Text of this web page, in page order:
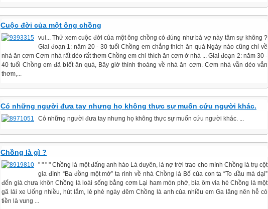
Cuộc đời của một ông chồng
vui... Thử xem cuộc đời của một ông chồng có đúng như bà vợ này tâm sự không ?
Giai đoạn 1: năm 20 - 30 tuổi Chồng em chẳng thích ăn quà Ngày nào cũng chỉ về
nhà ăn cơm Cơm nhà rất dẻo rất thơm Chồng em chỉ thích ăn cơm ở nhà ... Giai đoạn 2: năm 30 -
40 tuổi Chồng em đã biết ăn quà, Bây giờ thỉnh thoảng về nhà ăn cơm. Cơm nhà vẫn dẻo vẫn
thơm,...
Có những người đưa tay nhưng họ không thực sự muốn cứu người khác.
Có những người đưa tay nhưng họ không thực sự muốn cứu người khác. ...
Chồng là gì ?
" " " " Chồng là một đấng anh hào Là duyên, là nợ trời trao cho mình Chồng là trụ cột
gia đình “Ba đồng một mớ” ta rinh về nhà Chồng là Bố của con ta “To đầu mà dại”
đến già chưa khôn Chồng là loài sống bằng cơm Lại ham món phở, bia ôm vỉa hè Chồng là một
gã lái xe Uống nhiều, hút lắm, lè phè ngày đêm Chồng là anh của nhiều em Ga lăng nên hễ có
tiền là vung ...